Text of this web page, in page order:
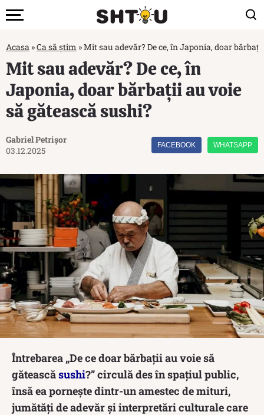
Acasa »Ca să știm »Mit sau adevăr? De ce, în Japonia, doar
Mit sau adevăr? De ce, în
Japonia, doar bărbații au voie
să gătească sushi?
Gabriel Petrișor
03.12.2025
FACEBOOK WHATSAPP
Întrebarea „De ce doar bărbații au voie să
găteascăsushi?” circulă des în spațiul public,
însă ea pornește dintr-un amestec de mituri,
jumătăți de adevăr și interpretări culturale care